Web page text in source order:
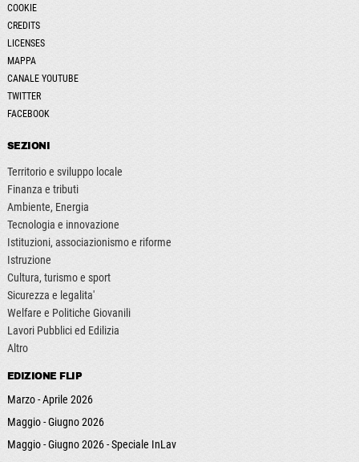
COOKIE
CREDITS
LICENSES
MAPPA
CANALE YOUTUBE
TWITTER
FACEBOOK
SEZIONI
Territorio e sviluppo locale
Finanza e tributi
Ambiente, Energia
Tecnologia e innovazione
Istituzioni, associazionismo e riforme
Istruzione
Cultura, turismo e sport
Sicurezza e legalita'
Welfare e Politiche Giovanili
Lavori Pubblici ed Edilizia
Altro
EDIZIONE FLIP
Marzo - Aprile 2026
Maggio - Giugno 2026
Maggio - Giugno 2026 - Speciale InLav